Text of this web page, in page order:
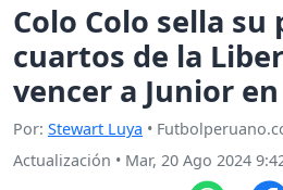
Colo Colo sella su
cuartos de la
vencer a Junior
Por: Stewart Luya •
Actualización • Mar, 20 Ago 2024